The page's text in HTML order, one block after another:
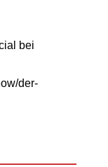
bei
der-